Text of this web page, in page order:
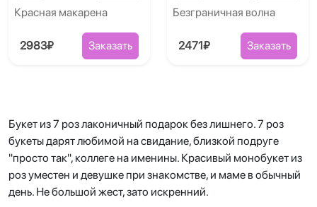
Красная макарена
2983₽ Заказать
Безграничная волна
2471₽ Заказать
Букет из 7 роз лаконичный подарок без лишнего. 7 роз
букеты дарят любимой на свидание, близкой подруге
"просто так", коллеге на именины. Красивый монобукет из
роз уместен и девушке при знакомстве, и маме в обычный
день. Не большой жест, зато искренний.